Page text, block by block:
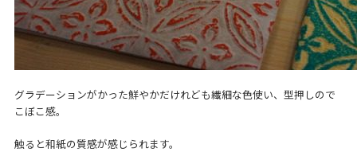
グラデーションがかった鮮やかだけれども繊細な色使い、型押しので
こぼこ感。
触ると和紙の質感が感じられます。